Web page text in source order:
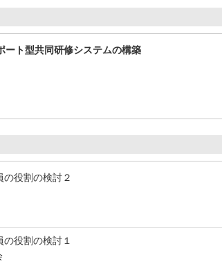
ート型共同研修システムの構築
役割の検討２
役割の検討１